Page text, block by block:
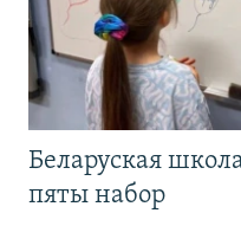
Беларуская
пяты набор